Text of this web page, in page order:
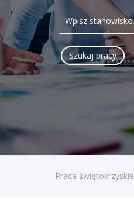
Praca świętokrzyskie